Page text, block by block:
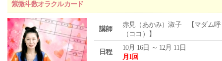
紫微斗数オラクルカード
講師
赤見（あかみ）淑子 【マダム呼
（ココ）】
日程
10月 16日 ～ 12月 11日
月1回